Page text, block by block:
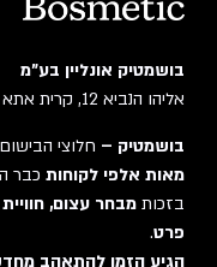
בושמטיק אונליין בע"מ
אליהו הנביא 12, קרית אתא
בושמטיק – חלוצי
מאות אלפי לקוחות כבר
בזכות מבחר עצום,
פרט.
הגיע הזמן להתאהב